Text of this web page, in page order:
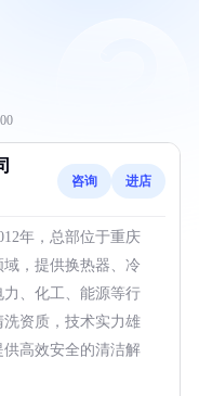
咨询 进店
年，总部位于重庆
，提供换热器、冷
、化工、能源等行
资质，技术实力雄
高效安全的清洁解